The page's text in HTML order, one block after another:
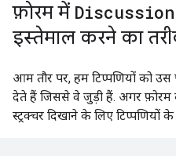
फ़ोरम में Discussion
इस्तेमाल करने का
आम तौर पर, हम टिप्पणियों को
देते हैं जिससे वे जुड़ी हैं. अगर फ़ोरम
स्ट्रक्चर दिखाने के लिए टिप्पणियों के